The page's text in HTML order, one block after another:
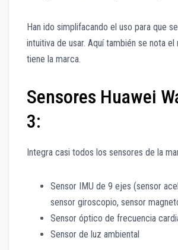
Han ido simplifacando el uso para que
intuitiva de usar. Aquí también se nota
tiene la marca.
Sensores Huawei
3:
Integra casi todos los sensores de la
Sensor IMU de 9 ejes (sensor
sensor giroscopio, sensor
Sensor óptico de frecuencia
Sensor de luz ambiental